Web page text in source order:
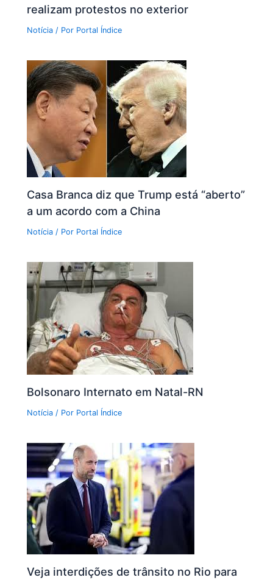
realizam protestos no exterior
Notícia / Por Portal Índice
Casa Branca diz que Trump está “aberto”
a um acordo com a China
Notícia / Por Portal Índice
Bolsonaro Internato em Natal-RN
Notícia / Por Portal Índice
Veja interdições de trânsito no Rio para